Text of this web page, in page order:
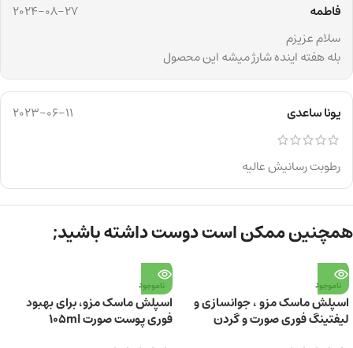
فاطمه
2024-08-27
سلام عزیزم
بله هفته اینده شارژ میشه این محصول
یونا ساعدی 2023-06-11
رطوبت رسانیش عالیه
همچنین ممکن است دوست داشته باشید;
ناموجود
اسپلش ماسک مزو ، جوانسازی و
لیفتینگ فوری صورت و گردن
ناموجود
اسپلش ماسک مزو، برای بهبود
فوری پوست صورت 105ml